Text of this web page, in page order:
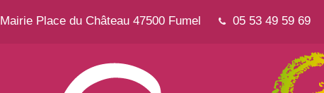
Mairie Place du Château 47500 Fumel 05 53 49 59 69